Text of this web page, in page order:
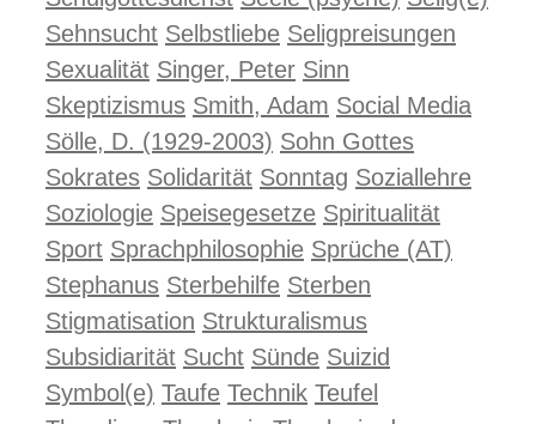
Sehnsucht Selbstliebe Seligpreisungen
Sexualität Singer, Peter Sinn
Skeptizismus Smith, Adam Social Media
Sölle, D. (1929-2003) Sohn Gottes
Sokrates Solidarität Sonntag Soziallehre
Soziologie Speisegesetze Spiritualität
Sport Sprachphilosophie Sprüche (AT)
Stephanus Sterbehilfe Sterben
Stigmatisation Strukturalismus
Subsidiarität Sucht Sünde Suizid
Symbol(e) Taufe Technik Teufel